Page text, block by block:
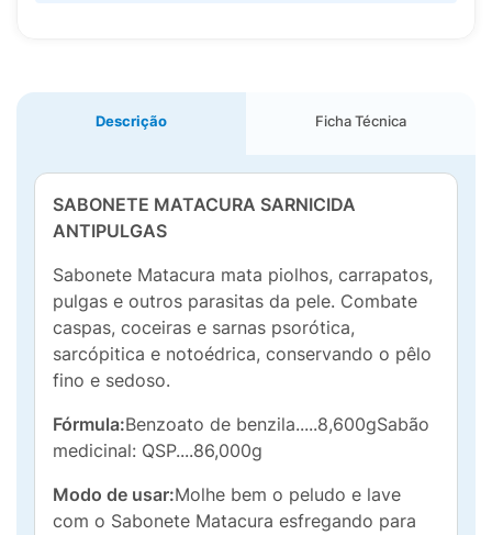
Descrição Ficha Técnica
SABONETE MATACURA SARNICIDA
ANTIPULGAS
Sabonete Matacura mata piolhos, carrapatos,
pulgas e outros parasitas da pele. Combate
caspas, coceiras e sarnas psorótica,
sarcópitica e notoédrica, conservando o pêlo
fino e sedoso.
Fórmula:Benzoato de benzila.....8,600gSabão
medicinal: QSP....86,000g
Modo de usar:Molhe bem o peludo e lave
com o Sabonete Matacura esfregando para